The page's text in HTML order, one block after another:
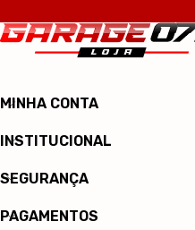
MINHA CONTA
INSTITUCIONAL
SEGURANÇA
PAGAMENTOS